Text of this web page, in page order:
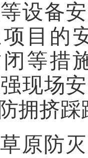
设备
目的
等措
现场
拥挤踩
原防